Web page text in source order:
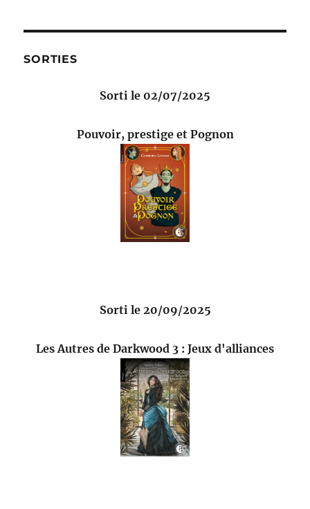
SORTIES
Sorti le 02/07/2025
Pouvoir, prestige et Pognon
Sorti le 20/09/2025
Les Autres de Darkwood 3 : Jeux d'alliances